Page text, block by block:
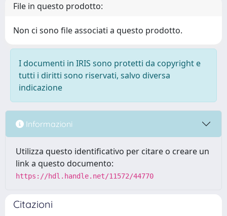
File in questo prodotto:
Non ci sono file associati a questo prodotto.
I documenti in IRIS sono protetti da copyright e
tutti i diritti sono riservati, salvo diversa
indicazione
Informazioni
Utilizza questo identificativo per citare o creare un
link a questo documento:
https://hdl.handle.net/11572/44770
Citazioni